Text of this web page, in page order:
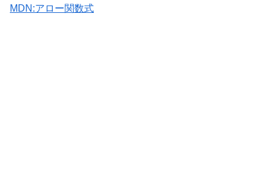
MDN:アロー関数式